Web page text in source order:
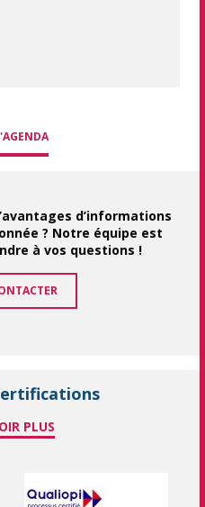
d’informations
? Notre équipe est
à vos questions !
PLUS